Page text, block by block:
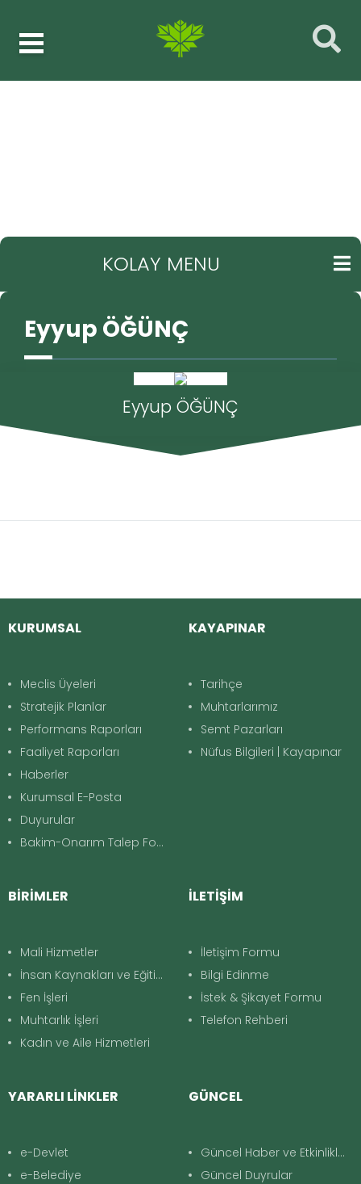
KOLAY MENU
Eyyup ÖĞÜNÇ
Eyyup ÖĞÜNÇ
KURUMSAL
Meclis Üyeleri
Stratejik Planlar
Performans Raporları
Faaliyet Raporları
Haberler
Kurumsal E-Posta
Duyurular
Bakim-Onarım Talep Formu
KAYAPINAR
Tarihçe
Muhtarlarımız
Semt Pazarları
Nüfus Bilgileri | Kayapınar
BİRİMLER
Mali Hizmetler
İnsan Kaynakları ve Eğitim
Fen İşleri
Muhtarlık İşleri
Kadın ve Aile Hizmetleri
İLETİŞİM
İletişim Formu
Bilgi Edinme
İstek & Şikayet Formu
Telefon Rehberi
YARARLI LİNKLER
e-Devlet
e-Belediye
GÜNCEL
Güncel Haber ve Etkinlikler
Güncel Duyrular